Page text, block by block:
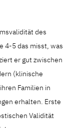
des
4-5 das misst, was
er gut zwischen
(klinische
Familien in
erhalten. Erste
Validität